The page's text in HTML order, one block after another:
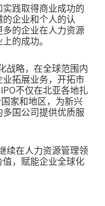
践取得商业成功的
企业和个人的认
的企业在人力资源
的成功。
战略，在全球范围内
拓展业务，开拓市
不仅在北亚各地扎
家和地区，为新兴
国公司提供优质服
续在人力资源管理领
，赋能企业全球化